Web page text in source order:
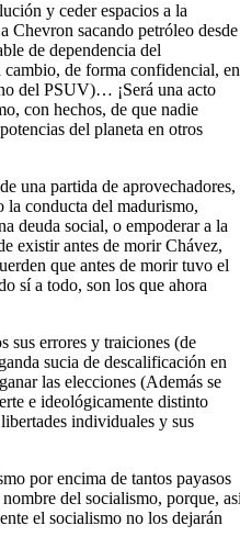
y ceder espacios a la
Chevron sacando petróleo desde
de dependencia del
cambio, de forma confidencial, en
del PSUV)… ¡Será una acto
con hechos, de que nadie
del planeta en otros
una partida de aprovechadores,
la conducta del madurismo,
deuda social, o empoderar a la
existir antes de morir Chávez,
que antes de morir tuvo el
sí a todo, son los que ahora
sus errores y traiciones (de
sucia de descalificación en
las elecciones (Además se
e ideológicamente distinto
individuales y sus
por encima de tantos payasos
del socialismo, porque,
el socialismo no los dejarán